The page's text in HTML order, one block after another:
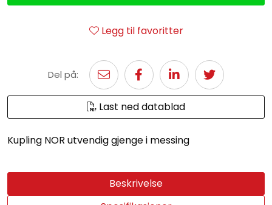
Legg til favoritter
Del på:
Last ned datablad
Kupling NOR utvendig gjenge i messing
Beskrivelse